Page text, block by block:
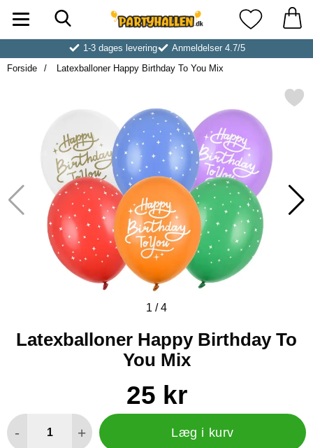
Startside for Partyhallen AB Mine
1-3 dages levering
Anmeldelser 4.7/5
Forside
Latexballoner Happy Birthday To You Mix
Markér latexballoner Happy
1 /4
Latexballoner Happy Birthday To
You Mix
Køb dette produkt Latexballoner Happy Birthday To You Mix
pris
25 kr
- + Læg i kurv